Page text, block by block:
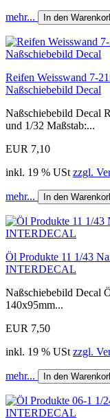
mehr... In den
Reifen Weisswand 7-
Naßschiebebild Decal
Naßschiebebild Decal
und 1/32 Maßstab:...
EUR 7,10
inkl. 19 % USt zzgl.
mehr... In den
Öl Produkte 11 1/43
INTERDECAL
Naßschiebebild Decal
140x95mm...
EUR 7,50
inkl. 19 % USt zzgl.
mehr... In den